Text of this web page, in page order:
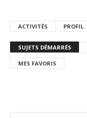
ACTIVITÉS PROFIL
SUJETS DÉMARRÉS
MES FAVORIS